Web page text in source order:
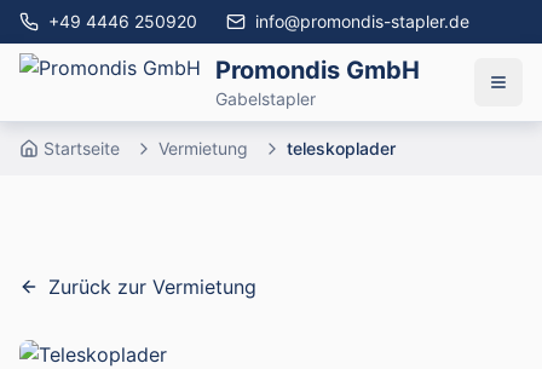
+49 4446 250920 info@promondis-stapler.de
Promondis GmbH
Gabelstapler
Startseite Vermietung teleskoplader
Zurück zur Vermietung